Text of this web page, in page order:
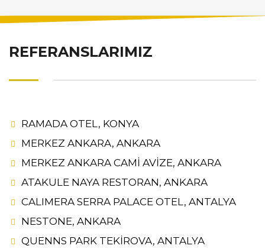
REFERANSLARIMIZ
RAMADA OTEL, KONYA
MERKEZ ANKARA, ANKARA
MERKEZ ANKARA CAMİ AVİZE, ANKARA
ATAKULE NAYA RESTORAN, ANKARA
CALIMERA SERRA PALACE OTEL, ANTALYA
NESTONE, ANKARA
QUENNS PARK TEKİROVA, ANTALYA